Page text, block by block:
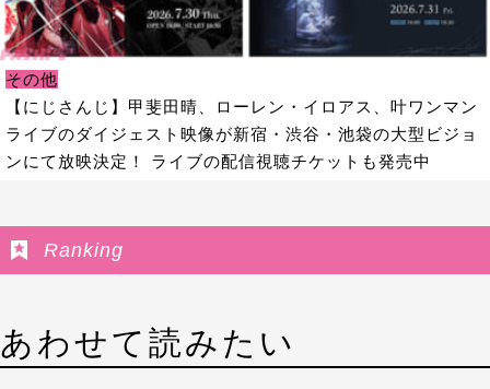
その他
【にじさんじ】甲斐田晴、ローレン・イロアス、叶ワンマン
ライブのダイジェスト映像が新宿・渋谷・池袋の大型ビジョ
ンにて放映決定！ ライブの配信視聴チケットも発売中
Ranking
あわせて読みたい